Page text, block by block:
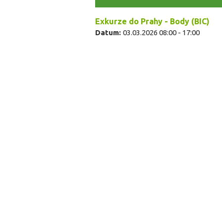
Exkurze do Prahy - Body (BIC)
Datum: 03.03.2026 08:00 - 17:00